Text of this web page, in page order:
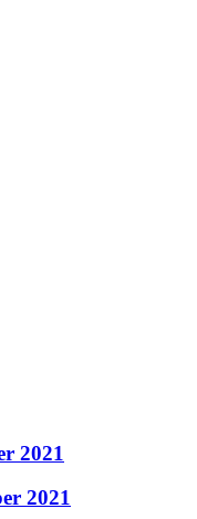
2021
2021